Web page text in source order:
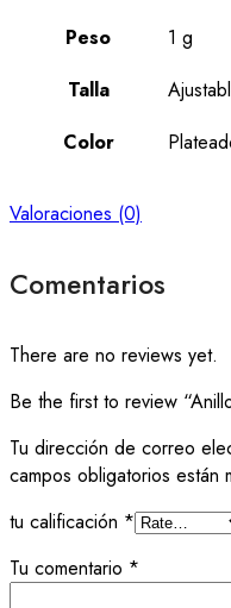
Peso
1 g
Talla
Color
Valoraciones (0)
Comentarios
There are no reviews yet.
Be the first to review
Tu dirección de correo
campos obligatorios están
tu calificación *
Tu comentario *